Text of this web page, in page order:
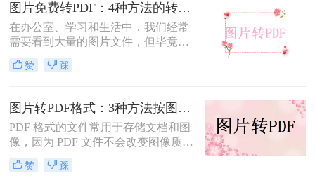
完成图片到PDF的转换。
图片免费转PDF：4种方法的转换速度和画质损失对比！
在办公室、学习和生活中，我们经常
需要看到大量的图片文件，但毕竟，
一张一张地看照片相对麻烦，所以我
们通常会把照片变成PDF。事实上，
天，我将教你图片转为pdf怎么弄免费
的。
赞 踩
图片转PDF格式：3种方法按图片来源（手机/相机/截图）选！
PDF 格式的文件常用于存储文档和图
像，因为 PDF 文件不会改变图像质
量、版本或格式，而且可以在任何设
备之间轻松传输。如果你想将一些图
赞 踩